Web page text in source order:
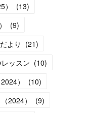
(13)
(9)
より (21)
ッスン (10)
）
(10)
2024）
(9)